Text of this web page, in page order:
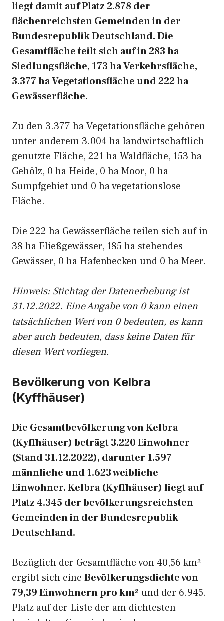
liegt damit auf Platz 2.878 der
flächenreichsten Gemeinden in der
Bundesrepublik Deutschland. Die
Gesamtfläche teilt sich auf in 283 ha
Siedlungsfläche, 173 ha Verkehrsfläche,
3.377 ha Vegetationsfläche und 222 ha
Gewässerfläche.
Zu den 3.377 ha Vegetationsfläche gehören
unter anderem 3.004 ha landwirtschaftlich
genutzte Fläche, 221 ha Waldfläche, 153 ha
Gehölz, 0 ha Heide, 0 ha Moor, 0 ha
Sumpfgebiet und 0 ha vegetationslose
Fläche.
Die 222 ha Gewässerfläche teilen sich auf in
38 ha Fließgewässer, 185 ha stehendes
Gewässer, 0 ha Hafenbecken und 0 ha Meer.
Hinweis: Stichtag der Datenerhebung ist
31.12.2022. Eine Angabe von 0 kann einen
tatsächlichen Wert von 0 bedeuten, es kann
aber auch bedeuten, dass keine Daten für
diesen Wert vorliegen.
Bevölkerung von Kelbra
(Kyffhäuser)
Die Gesamtbevölkerung von Kelbra
(Kyffhäuser) beträgt 3.220 Einwohner
(Stand 31.12.2022), darunter 1.597
männliche und 1.623 weibliche
Einwohner. Kelbra (Kyffhäuser) liegt auf
Platz 4.345 der bevölkerungsreichsten
Gemeinden in der Bundesrepublik
Deutschland.
Bezüglich der Gesamtfläche von 40,56 km²
ergibt sich eine Bevölkerungsdichte von
79,39 Einwohnern pro km² und der 6.945.
Platz auf der Liste der am dichtesten